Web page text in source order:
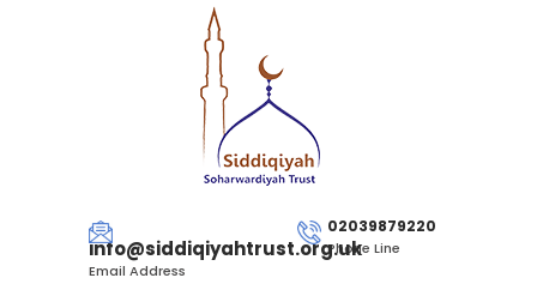
info@siddiqiyahtrust.org.uk
Email Address
02039879220
Phone Line